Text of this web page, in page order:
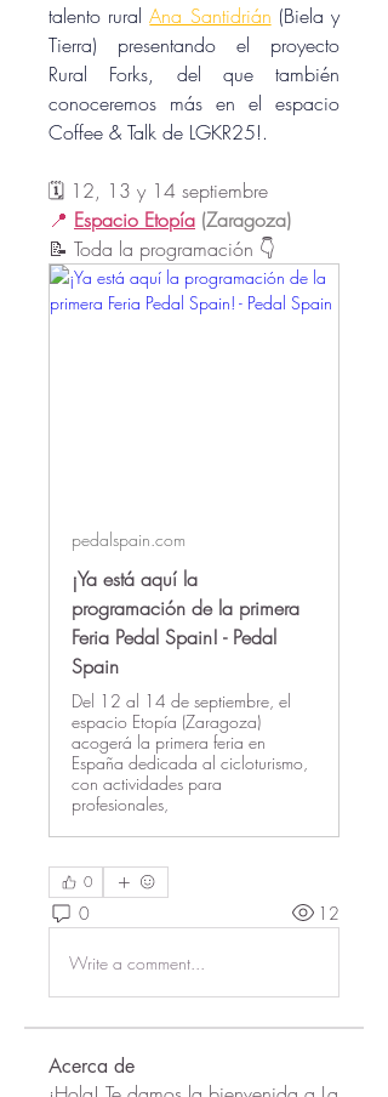
talento rural Ana Santidrián (Biela y
Tierra) presentando el proyecto
Rural Forks, del que también
conoceremos más en el espacio
Coffee & Talk de LGKR25!.
🗓️ 12, 13 y 14 septiembre
📍 Espacio Etopía (Zaragoza)
📝 Toda la programación 👇
pedalspain.com
¡Ya está aquí la
programación de la primera
Feria Pedal Spain! - Pedal
Spain
Del 12 al 14 de septiembre, el
espacio Etopía (Zaragoza)
acogerá la primera feria en
España dedicada al cicloturismo,
con actividades para
profesionales,
0
0 12
Write a comment...
Acerca de